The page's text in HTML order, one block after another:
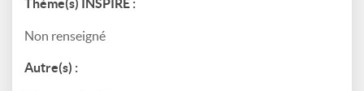
Thème(s) INSPIRE :
Non renseigné
Autre(s) :